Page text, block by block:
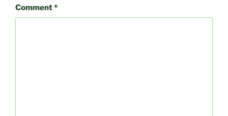
Comment*